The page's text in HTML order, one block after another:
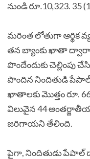
నుండి రూ.10,323. 35
మరింత లోతుగా ఆర్థిక
తన బ్యాంకు ఖాతా ద్వారా
పొందేందుకు చెల్లింపు
పొందిన నిందితుడి
ఖాతాలకు మొత్తం రూ.
విలువైన 44
జరిగాయని తేలింది.
పైగా, నిందితుడు పేపాల్